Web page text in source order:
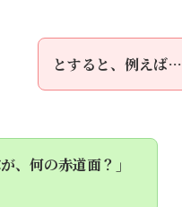
とすると、例えば…
、何の赤道面？」